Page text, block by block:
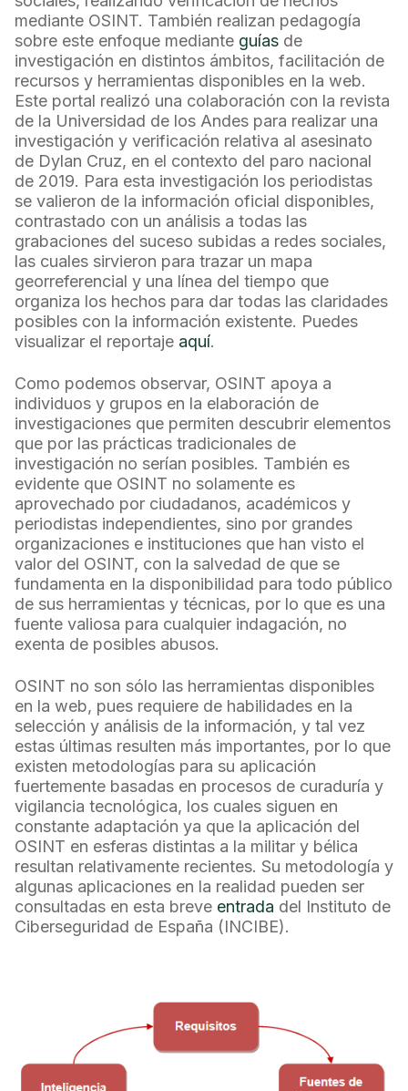
mediante OSINT. También realizan pedagogía
sobre este enfoque mediante guías de
investigación en distintos ámbitos, facilitación de
recursos y herramientas disponibles en la web.
Este portal realizó una colaboración con la revista
de la Universidad de los Andes para realizar una
investigación y verificación relativa al asesinato
de Dylan Cruz, en el contexto del paro nacional
de 2019. Para esta investigación los periodistas
se valieron de la información oficial disponibles,
contrastado con un análisis a todas las
grabaciones del suceso subidas a redes sociales,
las cuales sirvieron para trazar un mapa
georreferencial y una línea del tiempo que
organiza los hechos para dar todas las claridades
posibles con la información existente. Puedes
visualizar el reportaje aquí.
Como podemos observar, OSINT apoya a
individuos y grupos en la elaboración de
investigaciones que permiten descubrir elementos
que por las prácticas tradicionales de
investigación no serían posibles. También es
evidente que OSINT no solamente es
aprovechado por ciudadanos, académicos y
periodistas independientes, sino por grandes
organizaciones e instituciones que han visto el
valor del OSINT, con la salvedad de que se
fundamenta en la disponibilidad para todo público
de sus herramientas y técnicas, por lo que es una
fuente valiosa para cualquier indagación, no
exenta de posibles abusos.
OSINT no son sólo las herramientas disponibles
en la web, pues requiere de habilidades en la
selección y análisis de la información, y tal vez
estas últimas resulten más importantes, por lo que
existen metodologías para su aplicación
fuertemente basadas en procesos de curaduría y
vigilancia tecnológica, los cuales siguen en
constante adaptación ya que la aplicación del
OSINT en esferas distintas a la militar y bélica
resultan relativamente recientes. Su metodología y
algunas aplicaciones en la realidad pueden ser
consultadas en esta breve entrada del Instituto de
Ciberseguridad de España (INCIBE).